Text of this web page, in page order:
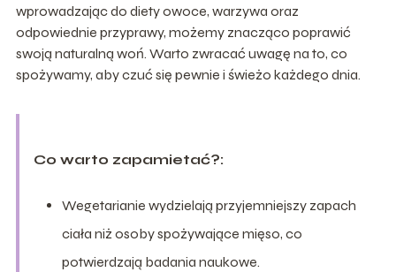
wprowadzając do diety owoce, warzywa oraz
odpowiednie przyprawy, możemy znacząco poprawić
swoją naturalną woń. Warto zwracać uwagę na to, co
spożywamy, aby czuć się pewnie i świeżo każdego dnia.
Co warto zapamietać?:
Wegetarianie wydzielają przyjemniejszy zapach
ciała niż osoby spożywające mięso, co
potwierdzają badania naukowe.